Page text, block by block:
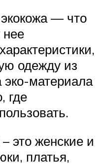
— что
нее
одежду из
материала
где
это женские и
платья,